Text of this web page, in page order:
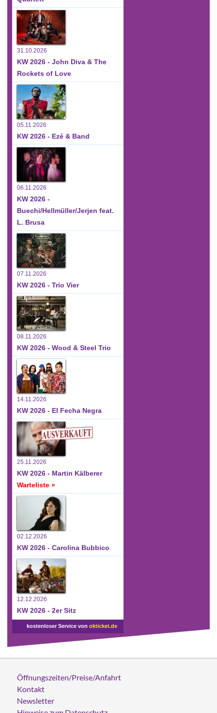
31.10.2026
KW 2026 - John Diva & The
Rockets of Love
05.11.2026
KW 2026 - Ezé & Band
06.11.2026
KW 2026 -
Buechi/Hellmüller/Jerjen feat.
L. Brusa
07.11.2026
KW 2026 - Trio Vier
08.11.2026
KW 2026 - Wood & Steel Trio
14.11.2026
KW 2026 - El Fecha Negra
25.11.2026
KW 2026 - Martin Kälberer
Warteliste »
02.12.2026
KW 2026 - Carolina Bubbico
12.12.2026
KW 2026 - 2er Sitz
kostenloser Service von okticket.de
Öffnungszeiten/Preise/Anfahrt
Kontakt
Newsletter